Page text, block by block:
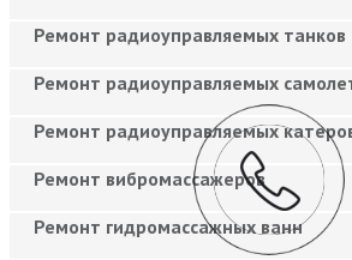
Ремонт радиоуправляемых танков
Ремонт радиоуправляемых
Ремонт радиоуправляемых
Ремонт вибромассажеров
Ремонт гидромассажных ванн